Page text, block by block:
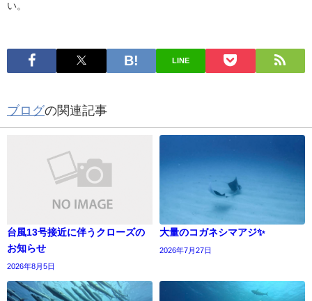
い。
LINE
ブログの関連記事
台風13号接近に伴うクローズの
お知らせ
2026年8月5日
大量のコガネシマアジ✨
2026年7月27日